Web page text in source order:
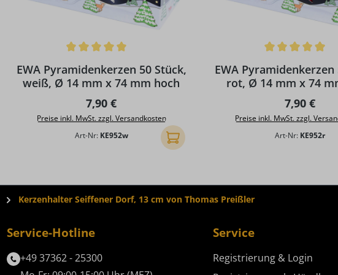
EWA Pyramidenkerzen 50 Stück,
weiß, Ø 14 mm x 74 mm hoch
Regulärer Preis:
7,90 €
Preise inkl. MwSt. zzgl. Versandkosten
Art-Nr: KE952w In den Warenkorb
EWA Pyramidenkerzen
rot, Ø 14 mm x 74
Regulärer
7,90 €
Preise inkl. MwSt. zzgl.
Art-Nr: KE952r
Kerzenhalter Seiffener Dorf, 13 cm von Thomas Preißler
Service-Hotline
+49 37362 - 25300
Service
Registrierung & Login